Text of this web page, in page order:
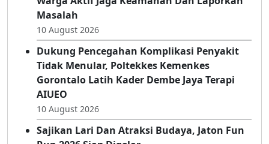
10 August 2026
Di Heledulaa Selatan, Wakil Wali Kota Ajak
Warga Aktif Jaga Keamanan Dan Laporkan
Masalah
10 August 2026
Dukung Pencegahan Komplikasi Penyakit
Tidak Menular, Poltekkes Kemenkes
Gorontalo Latih Kader Dembe Jaya Terapi
AIUEO